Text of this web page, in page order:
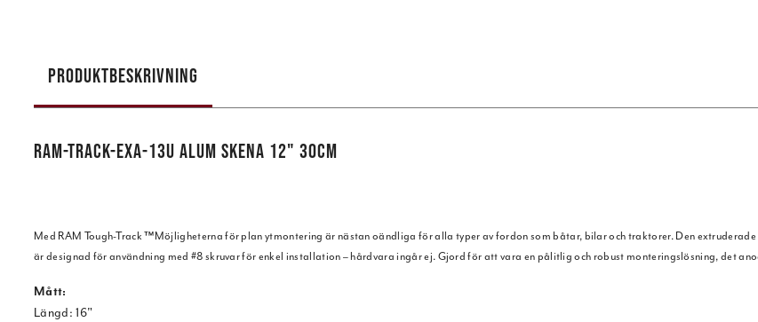
PRODUKTBESKRIVNING
RAM-TRACK-EXA-13U ALUM SKENA 12" 30CM
Med RAM Tough-Track ™Möjligheterna för plan ytmontering är nästan oändliga för alla typer av fordon som båtar, bilar och traktorer. Den
är designad för användning med #8 skruvar för enkel installation – hårdvara ingår ej. Gjord för att vara en pålitlig och robust monteringslösning, det
Mått:
Längd: 16"